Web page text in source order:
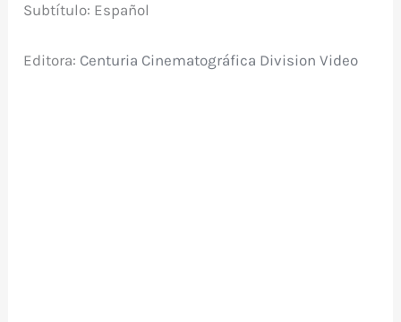
Subtítulo: Español
Editora: Centuria Cinematográfica Division Video